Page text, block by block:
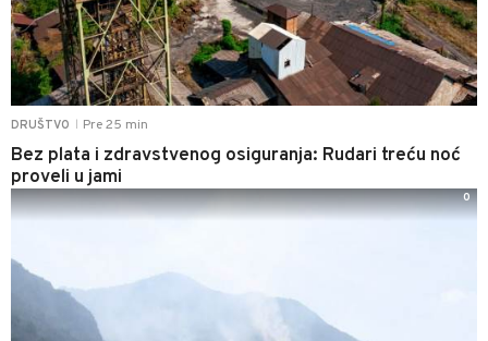
DRUŠTVO Pre 25 min
Bez plata i zdravstvenog osiguranja: Rudari treću noć
proveli u jami
0